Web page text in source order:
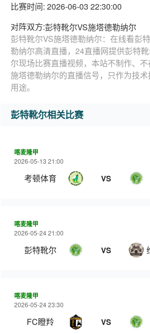
比赛时间: 2026-06-03 22:30:00
对阵双方:彭特靴尔VS施塔德勒纳尔
彭特靴尔VS施塔德勒纳尔：在线看彭
勒纳尔高清直播，24直播网提供彭特
尔现场比赛直播视频，本站不制作、
施塔德勒纳尔的直播信号，只作为技
用途。
彭特靴尔相关比赛
喀麦隆甲
2026-05-13 21:00
考顿体育 VS
喀麦隆甲
2026-05-24 21:00
彭特靴尔 VS
喀麦隆甲
2026-05-24 23:30
FC瞪羚 VS